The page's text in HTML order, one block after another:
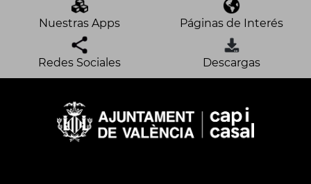
Nuestras Apps Páginas de Interés
Redes Sociales Descargas